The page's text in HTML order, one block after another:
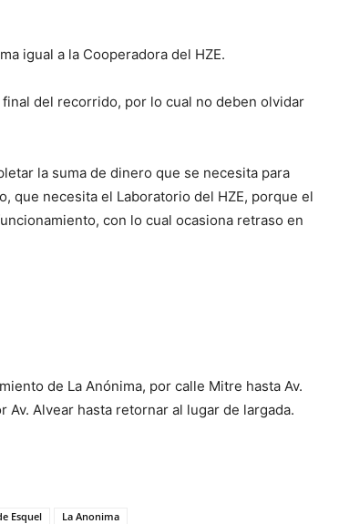
igual a la Cooperadora del HZE.
del recorrido, por lo cual no deben olvidar
la suma de dinero que se necesita para
que necesita el Laboratorio del HZE, porque el
con lo cual ocasiona retraso en
de La Anónima, por calle Mitre hasta Av.
Av. Alvear hasta retornar al lugar de largada.
Esquel La Anonima